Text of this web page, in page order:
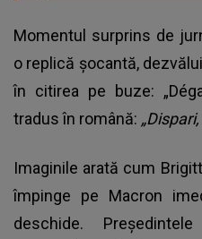
Momentul surprins de
o replică șocantă,
în citirea pe buze:
tradus în română:
Imaginile arată cum
împinge pe Macron
deschide.